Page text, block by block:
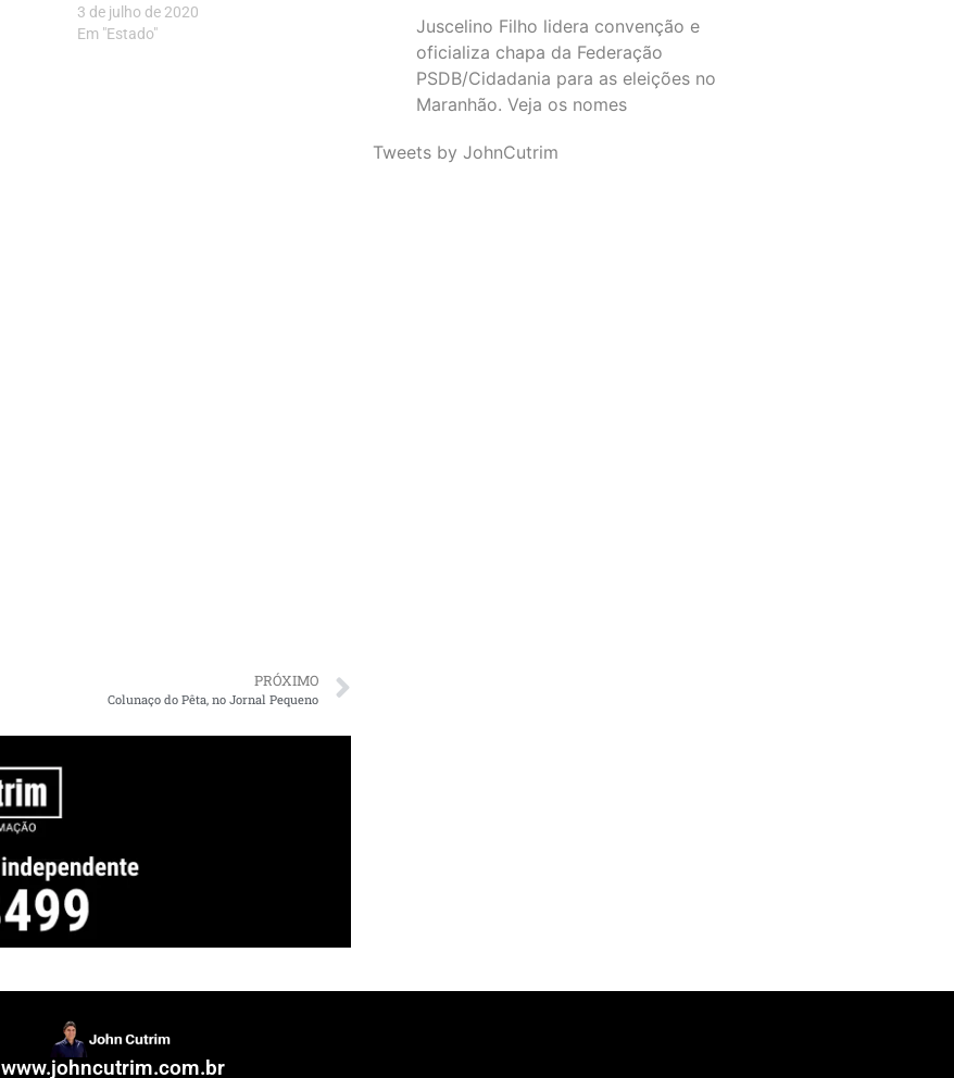
3 de julho de 2020
Em "Estado"
PRÓXIMO
Colunaço do Pêta, no Jornal Pequeno
Juscelino Filho lidera convenção e
oficializa chapa da Federação
PSDB/Cidadania para as eleições no
Maranhão. Veja os nomes
Tweets by JohnCutrim
www.johncutrim.com.br